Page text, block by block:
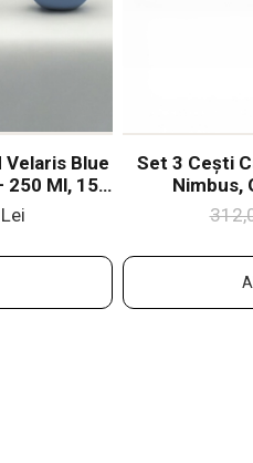
Velaris Blue
250 Ml, 150
Glazurată
Set 3 Cești
Nimbus,